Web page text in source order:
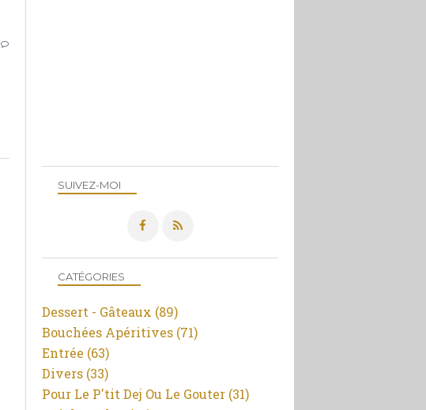
SUIVEZ-MOI
CATÉGORIES
Dessert - Gâteaux (89)
Bouchées Apéritives (71)
Entrée (63)
Divers (33)
Pour Le P'tit Dej Ou Le Gouter (31)